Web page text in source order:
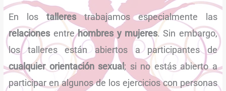
En lostallerestrabajamos especialmente las
relaciones entrehombres y mujeres. Sin embargo,
los talleres están abiertos a participantes de
cualquier orientación sexual; si no estás abierto a
participar en algunos de los ejercicios con personas